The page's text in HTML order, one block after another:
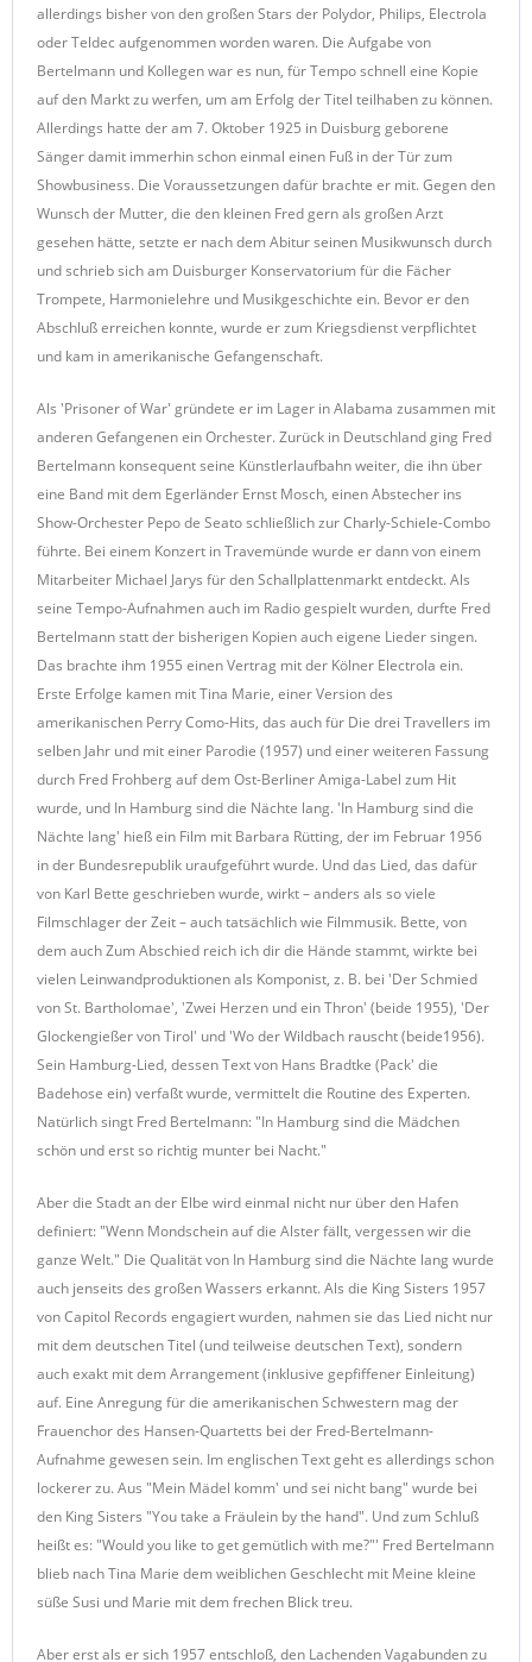
allerdings bisher von den großen Stars der Polydor, Philips, Electrola
oder Teldec aufgenommen worden waren. Die Aufgabe von
Bertelmann und Kollegen war es nun, für Tempo schnell eine Kopie
auf den Markt zu werfen, um am Erfolg der Titel teilhaben zu können.
Allerdings hatte der am 7. Oktober 1925 in Duisburg geborene
Sänger damit immerhin schon einmal einen Fuß in der Tür zum
Showbusiness. Die Voraussetzungen dafür brachte er mit. Gegen den
Wunsch der Mutter, die den kleinen Fred gern als großen Arzt
gesehen hätte, setzte er nach dem Abitur seinen Musikwunsch durch
und schrieb sich am Duisburger Konservatorium für die Fächer
Trompete, Harmonielehre und Musikgeschichte ein. Bevor er den
Abschluß erreichen konnte, wurde er zum Kriegsdienst verpflichtet
und kam in amerikanische Gefangenschaft.
Als 'Prisoner of War' gründete er im Lager in Alabama zusammen mit
anderen Gefangenen ein Orchester. Zurück in Deutschland ging Fred
Bertelmann konsequent seine Künstlerlaufbahn weiter, die ihn über
eine Band mit dem Egerländer Ernst Mosch, einen Abstecher ins
Show-Orchester Pepo de Seato schließlich zur Charly-Schiele-Combo
führte. Bei einem Konzert in Travemünde wurde er dann von einem
Mitarbeiter Michael Jarys für den Schallplattenmarkt entdeckt. Als
seine Tempo-Aufnahmen auch im Radio gespielt wurden, durfte Fred
Bertelmann statt der bisherigen Kopien auch eigene Lieder singen.
Das brachte ihm 1955 einen Vertrag mit der Kölner Electrola ein.
Erste Erfolge kamen mit Tina Marie, einer Version des
amerikanischen Perry Como-Hits, das auch für Die drei Travellers im
selben Jahr und mit einer Parodie (1957) und einer weiteren Fassung
durch Fred Frohberg auf dem Ost-Berliner Amiga-Label zum Hit
wurde, und In Hamburg sind die Nächte lang. 'In Hamburg sind die
Nächte lang' hieß ein Film mit Barbara Rütting, der im Februar 1956
in der Bundesrepublik uraufgeführt wurde. Und das Lied, das dafür
von Karl Bette geschrieben wurde, wirkt – anders als so viele
Filmschlager der Zeit – auch tatsächlich wie Filmmusik. Bette, von
dem auch Zum Abschied reich ich dir die Hände stammt, wirkte bei
vielen Leinwandproduktionen als Komponist, z. B. bei 'Der Schmied
von St. Bartholomae', 'Zwei Herzen und ein Thron' (beide 1955), 'Der
Glockengießer von Tirol' und 'Wo der Wildbach rauscht (beide1956).
Sein Hamburg-Lied, dessen Text von Hans Bradtke (Pack' die
Badehose ein) verfaßt wurde, vermittelt die Routine des Experten.
Natürlich singt Fred Bertelmann: "In Hamburg sind die Mädchen
schön und erst so richtig munter bei Nacht."
Aber die Stadt an der Elbe wird einmal nicht nur über den Hafen
definiert: "Wenn Mondschein auf die Alster fällt, vergessen wir die
ganze Welt." Die Qualität von In Hamburg sind die Nächte lang wurde
auch jenseits des großen Wassers erkannt. Als die King Sisters 1957
von Capitol Records engagiert wurden, nahmen sie das Lied nicht nur
mit dem deutschen Titel (und teilweise deutschen Text), sondern
auch exakt mit dem Arrangement (inklusive gepfiffener Einleitung)
auf. Eine Anregung für die amerikanischen Schwestern mag der
Frauenchor des Hansen-Quartetts bei der Fred-Bertelmann-
Aufnahme gewesen sein. Im englischen Text geht es allerdings schon
lockerer zu. Aus "Mein Mädel komm' und sei nicht bang" wurde bei
den King Sisters "You take a Fräulein by the hand". Und zum Schluß
heißt es: "Would you like to get gemütlich with me?"' Fred Bertelmann
blieb nach Tina Marie dem weiblichen Geschlecht mit Meine kleine
süße Susi und Marie mit dem frechen Blick treu.
Aber erst als er sich 1957 entschloß, den Lachenden Vagabunden zu